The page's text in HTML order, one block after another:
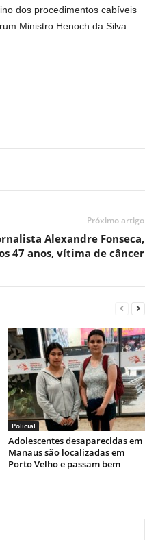
dos procedimentos cabíveis
Ministro Henoch da Silva
Próximo artigo
Alexandre Fonseca,
47 anos, vítima de câncer
Policial
Adolescentes desaparecidas em
Manaus são localizadas em
Porto Velho e passam bem